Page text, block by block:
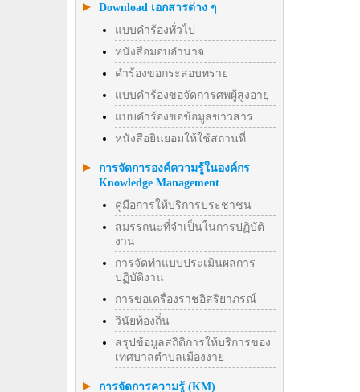
Download เอกสารต่าง ๆ
แบบคำร้องทั่วไป
หนังสือมอบอำนาจ
คำร้องขอกระสอบทราย
แบบคำร้องขอจัดการศพผู้สูงอายุ
แบบคำร้องขอข้อมูลข่าวสาร
หนังสือยินยอมให้ใช้สถานที่
การจัดการองค์ความรู้ในองค์กร
Knowledge Management
คู่มือการให้บริการประชาชน
สมรรถนะที่จำเป็นในการปฏิบัติ
งาน
การจัดทำแบบประเมินผลการ
ปฏิบัติงาน
การขอเครื่องราชอิสริยาภรณ์
วินัยท้องถิ่น
สรุปข้อมูลสถิติการให้บริการของ
เทศบาลตำบลเมืองงาย
การจัดการความรู้ (KM)